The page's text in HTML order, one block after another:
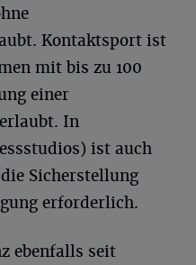
Kontaktsport ist
mit bis zu 100
einer
In
ist auch
Sicherstellung
erforderlich.
ebenfalls seit